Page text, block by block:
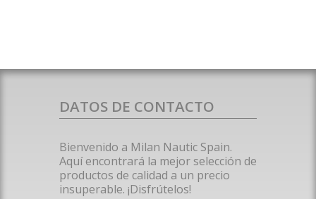
DATOS DE CONTACTO
Bienvenido a Milan Nautic Spain.
Aquí encontrará la mejor selección de
productos de calidad a un precio
insuperable. ¡Disfrútelos!